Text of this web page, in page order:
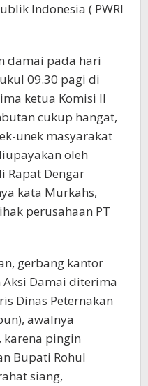
Indonesia ( PWRI
damai pada hari
09.30 pagi di
ketua Komisi II
cukup hangat,
unek masyarakat
oleh
Rapat Dengar
kata Murkahs,
perusahaan PT
gerbang kantor
Damai diterima
Dinas Peternakan
awalnya
karena pingin
Bupati Rohul
siang,